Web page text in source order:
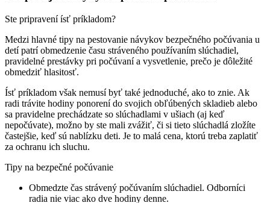
Ste pripravení ísť príkladom?
Medzi hlavné tipy na pestovanie návykov bezpečného počúvania u
detí patrí obmedzenie času stráveného používaním slúchadiel,
pravidelné prestávky pri počúvaní a vysvetlenie, prečo je dôležité
obmedziť hlasitosť.
Ísť príkladom však nemusí byť také jednoduché, ako to znie. Ak
radi trávite hodiny ponorení do svojich obľúbených skladieb alebo
sa pravidelne prechádzate so slúchadlami v ušiach (aj keď
nepočúvate), možno by ste mali zvážiť, či si tieto slúchadlá zložíte
častejšie, keď sú nablízku deti. Je to malá cena, ktorú treba zaplatiť
za ochranu ich sluchu.
Tipy na bezpečné počúvanie
Obmedzte čas strávený počúvaním slúchadiel. Odborníci
radia nie viac ako dve hodiny denne.